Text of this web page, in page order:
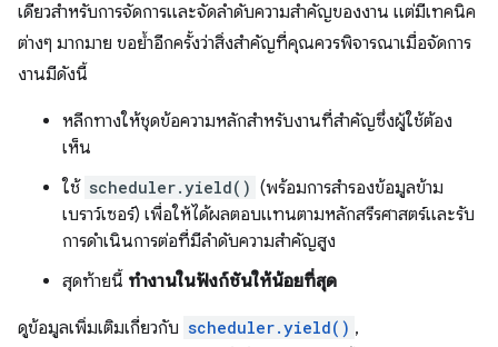
เดียวสำหรับการจัดการและจัดลำดับความสำคัญของงาน แต่มีเทคนิค
ต่างๆ มากมาย ขอย้ำอีกครั้งว่าสิ่งสำคัญที่คุณควรพิจารณาเมื่อจัดการ
งานมีดังนี้
หลีกทางให้ชุดข้อความหลักสำหรับงานที่สำคัญซึ่งผู้ใช้ต้อง
เห็น
ใช้ scheduler.yield() (พร้อมการสำรองข้อมูลข้าม
เบราว์เซอร์) เพื่อให้ได้ผลตอบแทนตามหลักสรีรศาสตร์และรับ
การดำเนินการต่อที่มีลำดับความสำคัญสูง
สุดท้ายนี้ ทำงานในฟังก์ชันให้น้อยที่สุด
ดูข้อมูลเพิ่มเติมเกี่ยวกับ scheduler.yield() ,